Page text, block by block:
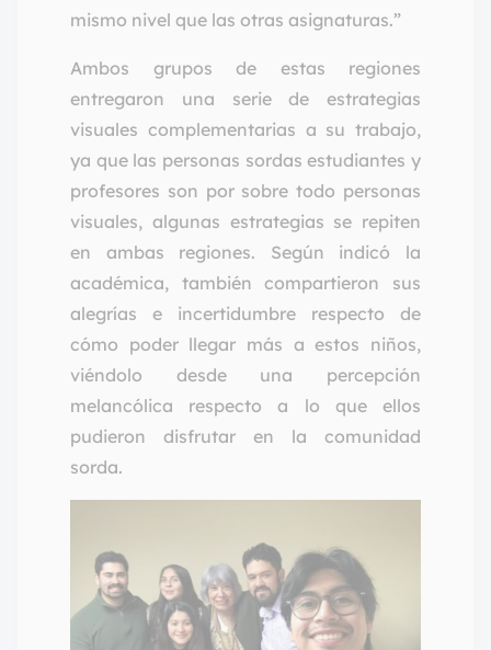
mismo nivel que las otras asignaturas.”
Ambos grupos de estas regiones
entregaron una serie de estrategias
visuales complementarias a su trabajo,
ya que las personas sordas estudiantes y
profesores son por sobre todo personas
visuales, algunas estrategias se repiten
en ambas regiones. Según indicó la
académica, también compartieron sus
alegrías e incertidumbre respecto de
cómo poder llegar más a estos niños,
viéndolo desde una percepción
melancólica respecto a lo que ellos
pudieron disfrutar en la comunidad
sorda.